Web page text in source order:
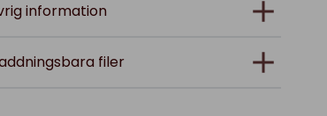
information
filer